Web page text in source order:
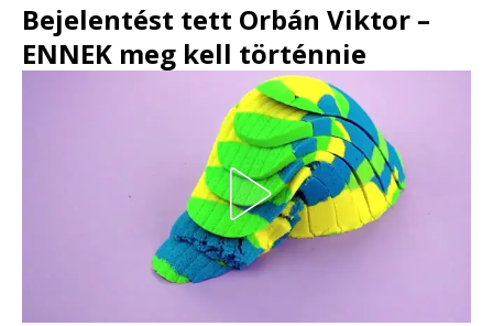
Bejelentést tett Orbán Viktor –
ENNEK meg kell történnie